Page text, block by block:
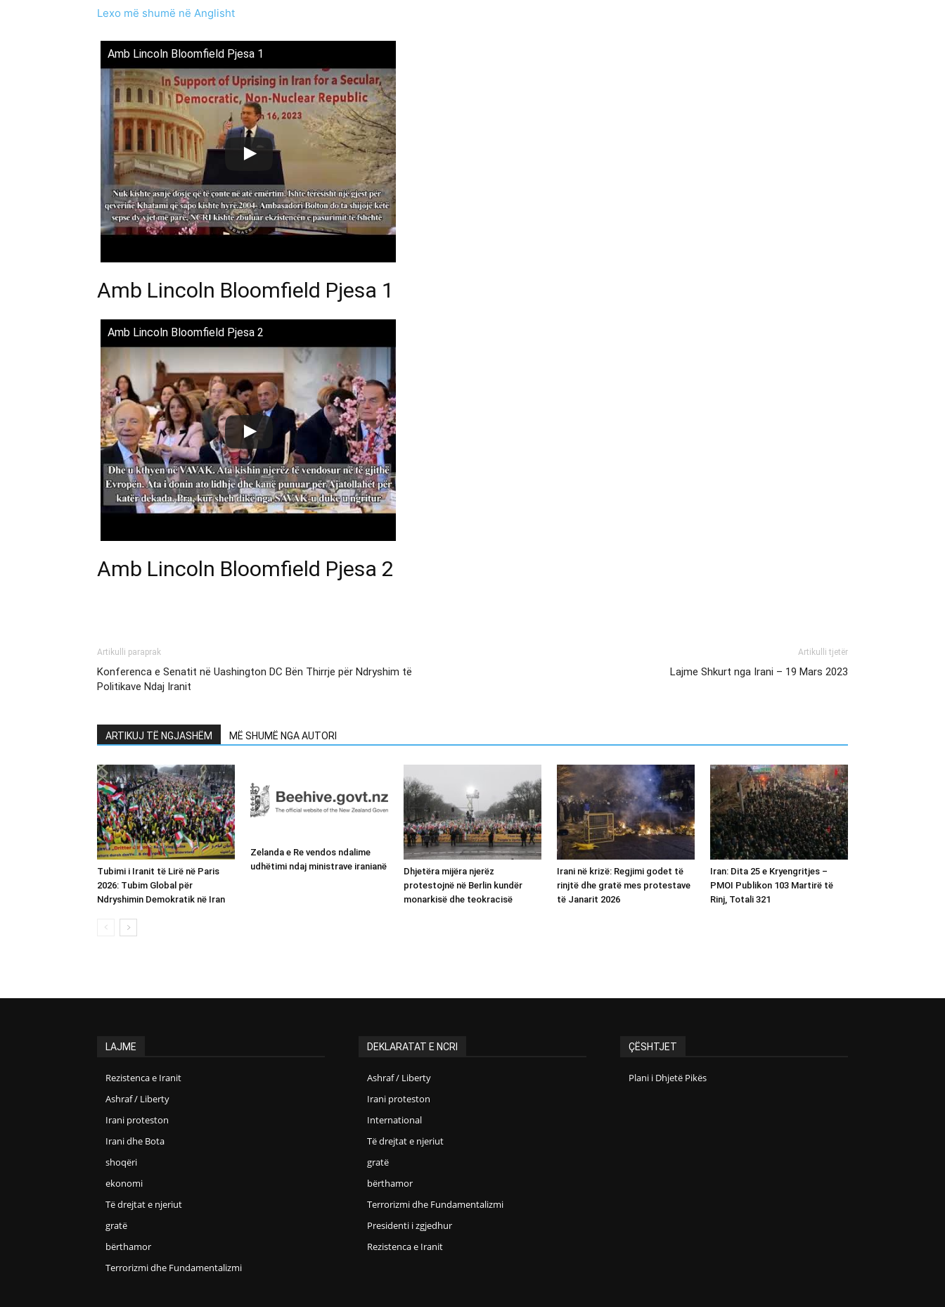
Lexo më shumë në Anglisht
Amb Lincoln Bloomfield Pjesa 1
Amb Lincoln Bloomfield Pjesa 1
Amb Lincoln Bloomfield Pjesa 2
Amb Lincoln Bloomfield Pjesa 2
Artikulli paraprak
Konferenca e Senatit në Uashington DC Bën Thirrje për Ndryshim të
Politikave Ndaj Iranit
Artikulli tjetër
Lajme Shkurt nga Irani – 19 Mars 2023
ARTIKUJ TË NGJASHËM MË SHUMË NGA AUTORI
Tubimi i Iranit të Lirë në Paris
2026: Tubim Global për
Ndryshimin Demokratik në Iran
Zelanda e Re vendos ndalime
udhëtimi ndaj ministrave iranianë
Dhjetëra mijëra njerëz
protestojnë në Berlin kundër
monarkisë dhe teokracisë
Irani në krizë: Regjimi godet të
rinjtë dhe gratë mes protestave
të Janarit 2026
Iran: Dita 25 e Kryengritjes –
PMOI Publikon 103 Martirë të
Rinj, Totali 321
LAJME
Rezistenca e Iranit
Ashraf / Liberty
Irani proteston
Irani dhe Bota
shoqëri
ekonomi
Të drejtat e njeriut
gratë
bërthamor
Terrorizmi dhe Fundamentalizmi
DEKLARATAT E NCRI
Ashraf / Liberty
Irani proteston
International
Të drejtat e njeriut
gratë
bërthamor
Terrorizmi dhe Fundamentalizmi
Presidenti i zgjedhur
Rezistenca e Iranit
ÇËSHTJET
Plani i Dhjetë Pikës